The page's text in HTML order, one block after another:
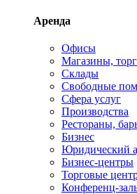
Аренда
Офисы
Магазины,
Склады
Свободные
Сфера услуг
Производства
Рестораны,
Бизнес
Юридический
Бизнес-центры
Торговые
Конференц-